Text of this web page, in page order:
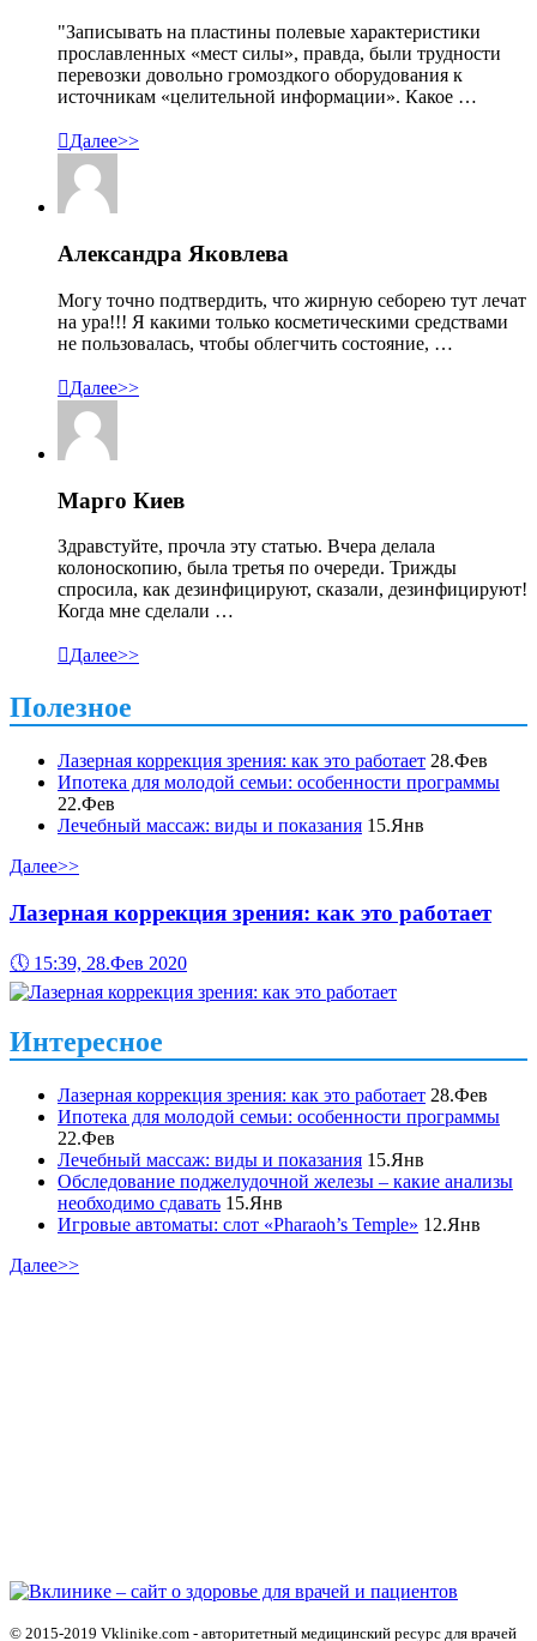
"Записывать на пластины полевые характеристики
прославленных «мест силы», правда, были трудности
перевозки довольно громоздкого оборудования к
источникам «целительной информации». Какое …
Далее>>
Александра Яковлева
Могу точно подтвердить, что жирную себорею тут лечат
на ура!!! Я какими только косметическими средствами
не пользовалась, чтобы облегчить состояние, …
Далее>>
Марго Киев
Здравстуйте, прочла эту статью. Вчера делала
колоноскопию, была третья по очереди. Трижды
спросила, как дезинфицируют, сказали, дезинфицируют!
Когда мне сделали …
Далее>>
Полезное
Лазерная коррекция зрения: как это работает 28.Фев
Ипотека для молодой семьи: особенности программы
22.Фев
Лечебный массаж: виды и показания 15.Янв
Далее>>
Лазерная коррекция зрения: как это работает
🕔 15:39, 28.Фев 2020
Интересное
Лазерная коррекция зрения: как это работает 28.Фев
Ипотека для молодой семьи: особенности программы
22.Фев
Лечебный массаж: виды и показания 15.Янв
Обследование поджелудочной железы – какие анализы
необходимо сдавать 15.Янв
Игровые автоматы: слот «Pharaoh’s Temple» 12.Янв
Далее>>
© 2015-2019 Vklinike.com - авторитетный медицинский ресурс для врачей